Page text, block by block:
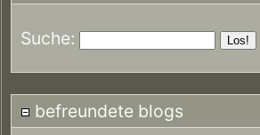
Suche:
befreundete blogs